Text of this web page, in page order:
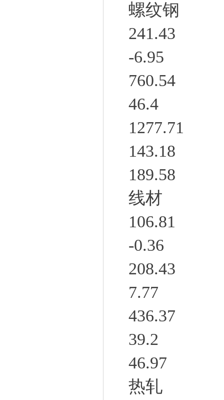
螺纹钢
241.43
-6.95
760.54
46.4
1277.71
143.18
189.58
线材
106.81
-0.36
208.43
7.77
436.37
39.2
46.97
热轧